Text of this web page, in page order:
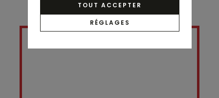
TOUT ACCEPTER
RÉGLAGES